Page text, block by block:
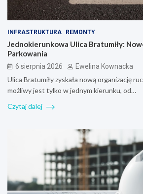
INFRASTRUKTURA REMONTY
Jednokierunkowa Ulica Bratumiły:
Parkowania
6 sierpnia 2026 Ewelina Kownacka
Ulica Bratumiły zyskała nową organizację
możliwy jest tylko w jednym kierunku, od…
Czytaj dalej